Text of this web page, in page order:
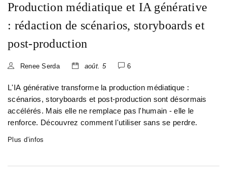
Production médiatique et IA générative
: rédaction de scénarios, storyboards et
post-production
Renee Serda août. 5 6
L'IA générative transforme la production médiatique :
scénarios, storyboards et post-production sont désormais
accélérés. Mais elle ne remplace pas l'humain - elle le
renforce. Découvrez comment l'utiliser sans se perdre.
Plus d’infos